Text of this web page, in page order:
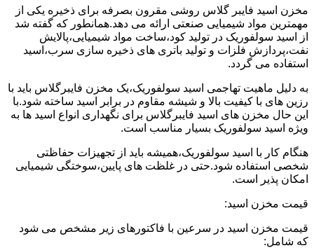
مخزن اسید فایبر گلاس روشی مقرون بصرفه برای ذخیره یکی از
مهمترین مواد شیمیایی صنعتی ارائه می دهد.همانطور که گفته شد
از اسید سولفوریک در تولید کود،ساخت مواد شیمیایی،پالایش
نفت،پردازش فلزات و تولید باتری های ذخیره سازی سرب،اسید
استفاده می گردد.
به دلیل ماهیت تهاجمی اسید سولفوریک،یک مخزن فایبرگلاس باید با
رزین های با کیفیت بالا و شیشه مقاوم در برابر اسید ساخته شود.با
این حال مخزن های اسید فایبرگلاس برای نگهداری انواع اسید ها به
ویژه اسید سولفوریک بسیار مناسب است.
هنگام کار با اسید سولفوریک،همیشه باید از تجهیزات حفاظتی
شخصی استفاده شود.حتی در غلظت های پایین،سوختگی شیمیایی
امکان پذیر است.
قیمت مخزن اسید:
قیمت مخزن اسید در سرعین با فاکتورهای زیر مشخص می شود
که شامل: